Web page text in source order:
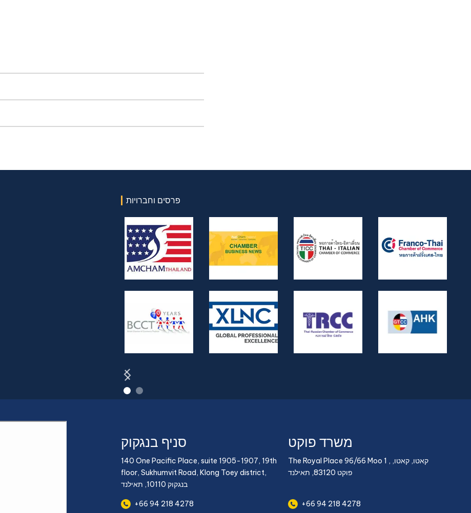
פרסים וחברויות
סניף בנגקוק
140 One Pacific Place, suite 1905-1907, 19th
floor, Sukhumvit Road, Klong Toey district,
בנגקוק 10110, תאילנד
+66 94 218 4278
משרד פוקט
The Royal Place 96/66 Moo 1 , קאטו, קאטו,
פוקט 83120, תאילנד
+66 94 218 4278